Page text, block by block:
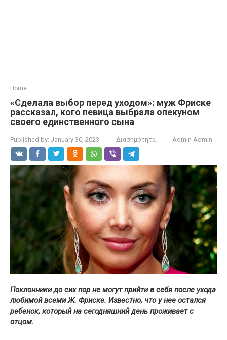
Home
«Сделала выбор перед уходом»: муж Фриске
рассказал, кого певица выбрала опекуном
своего единственного сына
Published by: January 30, 2023 Διασημότητα Admin Admin
Поклонники до сих пор не могут прийти в себя после ухода
любимой всеми Ж. Фриске. Известно, что у нее остался
ребенок, который на сегодняшний день проживает с
отцом.